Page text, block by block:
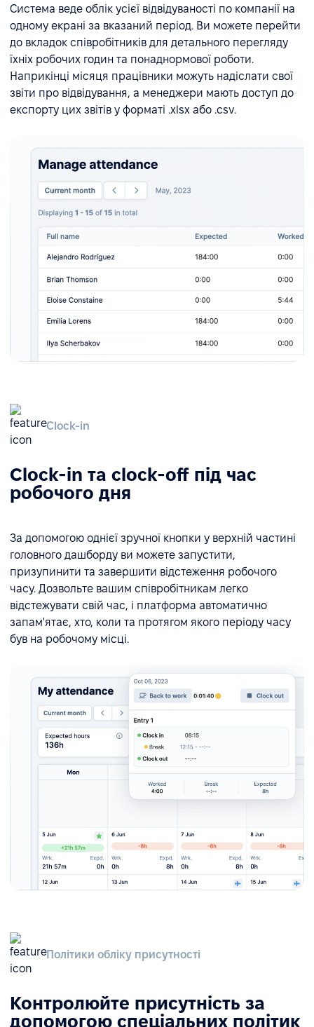
Система веде облік усієї відвідуваності по компанії на
одному екрані за вказаний період. Ви можете перейти
до вкладок співробітників для детального перегляду
їхніх робочих годин та понаднормової роботи.
Наприкінці місяця працівники можуть надіслати свої
звіти про відвідування, а менеджери мають доступ до
експорту цих звітів у форматі .xlsx або .csv.
Clock-in
Clock-in та clock-off під час
робочого дня
За допомогою однієї зручної кнопки у верхній частині
головного дашборду ви можете запустити,
призупинити та завершити відстеження робочого
часу. Дозвольте вашим співробітникам легко
відстежувати свій час, і платформа автоматично
запам'ятає, хто, коли та протягом якого періоду часу
був на робочому місці.
Політики обліку присутності
Контролюйте присутність за
допомогою спеціальних політик